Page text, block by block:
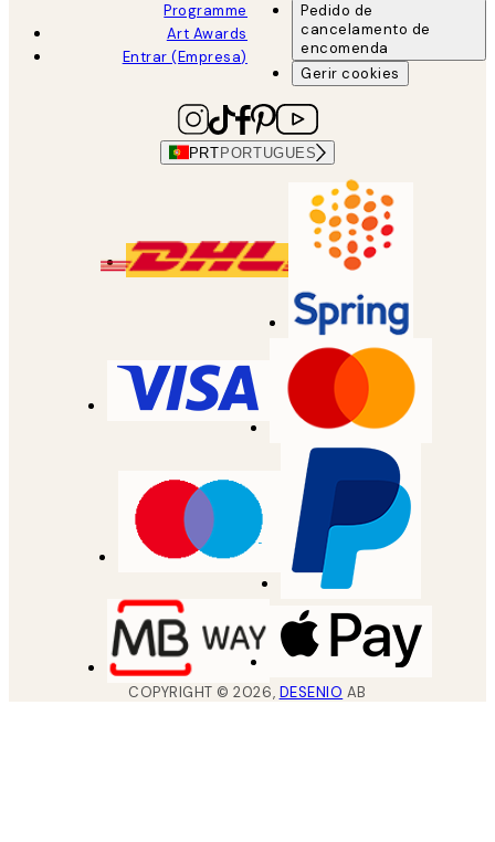
Programme
Art Awards
Entrar (Empresa)
Pedido de
cancelamento de
encomenda
Gerir cookies
PRTPORTUGUES
COPYRIGHT ©2026, DESENIO AB